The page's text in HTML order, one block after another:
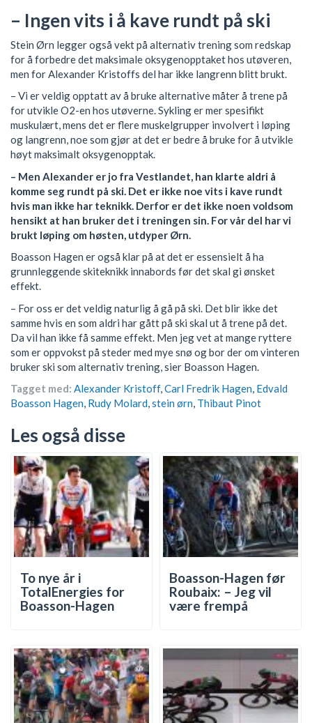
– Ingen vits i å kave rundt på ski
Stein Ørn legger også vekt på alternativ trening som redskap
for å forbedre det maksimale oksygenopptaket hos utøveren,
men for Alexander Kristoffs del har ikke langrenn blitt brukt.
– Vi er veldig opptatt av å bruke alternative måter å trene på
for utvikle O2-en hos utøverne. Sykling er mer spesifikt
muskulært, mens det er flere muskelgrupper involvert i løping
og langrenn, noe som gjør at det er bedre å bruke for å utvikle
høyt maksimalt oksygenopptak.
– Men Alexander er jo fra Vestlandet, han klarte aldri å
komme seg rundt på ski. Det er ikke noe vits i kave rundt
hvis man ikke har teknikk. Derfor er det ikke noen voldsom
hensikt at han bruker det i treningen sin. For vår del har vi
brukt løping om høsten, utdyper Ørn.
Boasson Hagen er også klar på at det er essensielt å ha
grunnleggende skiteknikk innabords før det skal gi ønsket
effekt.
– For oss er det veldig naturlig å gå på ski. Det blir ikke det
samme hvis en som aldri har gått på ski skal ut å trene på det.
Da vil han ikke få samme effekt. Men jeg vet at mange ryttere
som er oppvokst på steder med mye snø og bor der om vinteren
bruker ski som alternativ trening, sier Boasson Hagen.
Tagget med: Alexander Kristoff,Carl Fredrik Hagen, Edvald
Boasson Hagen, Rudy Molard,stein ørn, Thibaut Pinot
Les også disse
To nye år i
TotalEnergies for
Boasson-Hagen
Boasson-Hagen før
Roubaix: – Jeg vil
være frempå